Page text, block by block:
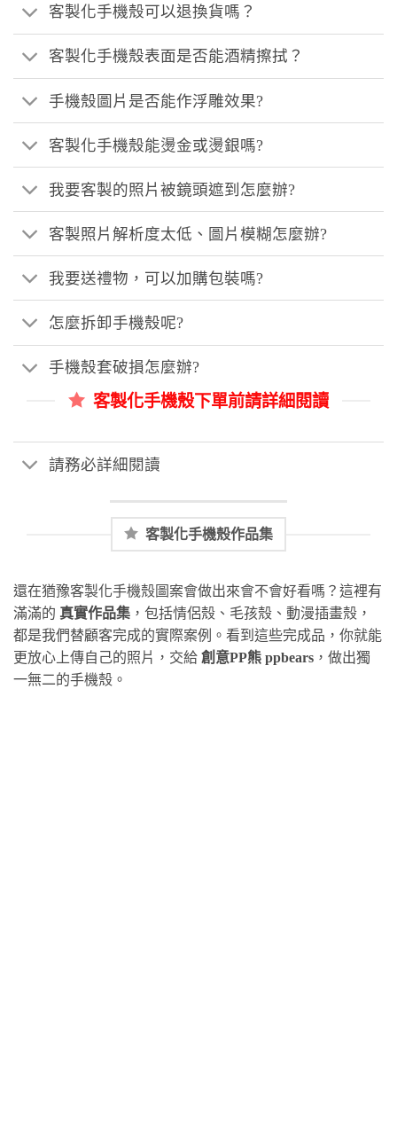
客製化手機殼可以退換貨嗎？
客製化手機殼表面是否能酒精擦拭？
手機殼圖片是否能作浮雕效果?
客製化手機殼能燙金或燙銀嗎?
我要客製的照片被鏡頭遮到怎麼辦?
客製照片解析度太低、圖片模糊怎麼辦?
我要送禮物，可以加購包裝嗎?
怎麼拆卸手機殼呢?
手機殼套破損怎麼辦?
客製化手機殼下單前請詳細閱讀
請務必詳細閱讀
客製化手機殼作品集
還在猶豫客製化手機殼圖案會做出來會不會好看嗎？這裡有
滿滿的 真實作品集 ，包括情侶殼、毛孩殼、動漫插畫殼，
都是我們替顧客完成的實際案例。看到這些完成品，你就能
更放心上傳自己的照片，交給 創意PP熊 ppbears ，做出獨
一無二的手機殼。